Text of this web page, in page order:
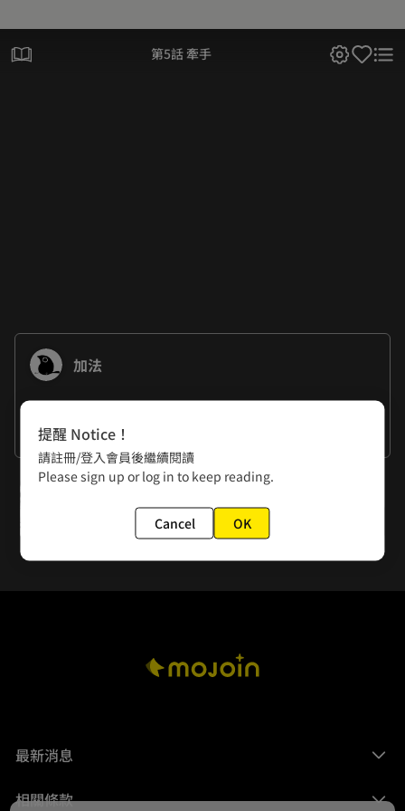
第5話 牽手
加法
放開那傢伙讓我來！
下一話
第6話 怪物
最新消息
相關條款
提醒 Notice！
請註冊/登入會員後繼續閱讀
Please sign up or log in to keep reading.
Cancel OK